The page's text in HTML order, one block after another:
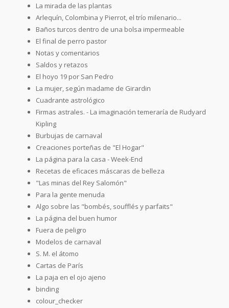
La mirada de las plantas
Arlequín, Colombina y Pierrot, el trío milenario...
Baños turcos dentro de una bolsa impermeable
El final de perro pastor
Notas y comentarios
Saldos y retazos
El hoyo 19 por San Pedro
La mujer, según madame de Girardin
Cuadrante astrológico
Firmas astrales. - La imaginación temeraría de Rudyard
Kipling
Burbujas de carnaval
Creaciones porteñas de "El Hogar"
La página para la casa - Week-End
Recetas de eficaces máscaras de belleza
"Las minas del Rey Salomón"
Para la gente menuda
Algo sobre las "bombés, soufflés y parfaits"
La página del buen humor
Fuera de peligro
Modelos de carnaval
S. M. el átomo
Cartas de París
La paja en el ojo ajeno
binding
colour_checker